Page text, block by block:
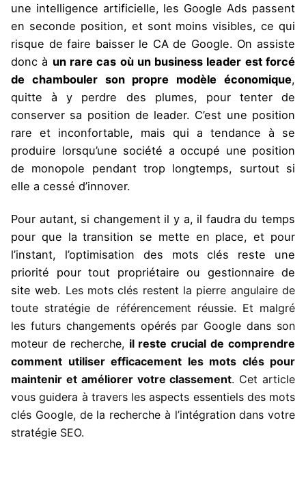
une intelligence artificielle, les Google Ads passent
en seconde position, et sont moins visibles, ce qui
risque de faire baisser le CA de Google. On assiste
donc à un rare cas où un business leader est forcé
de chambouler son propre modèle économique,
quitte à y perdre des plumes, pour tenter de
conserver sa position de leader. C’est une position
rare et inconfortable, mais qui a tendance à se
produire lorsqu’une société a occupé une position
de monopole pendant trop longtemps, surtout si
elle a cessé d’innover.
Pour autant, si changement il y a, il faudra du temps
pour que la transition se mette en place, et pour
l’instant, l’optimisation des mots clés reste une
priorité pour tout propriétaire ou gestionnaire de
site web. Les mots clés restent la pierre angulaire de
toute stratégie de référencement réussie. Et malgré
les futurs changements opérés par Google dans son
moteur de recherche, il reste crucial de comprendre
comment utiliser efficacement les mots clés pour
maintenir et améliorer votre classement. Cet article
vous guidera à travers les aspects essentiels des mots
clés Google, de la recherche à l’intégration dans votre
stratégie SEO.